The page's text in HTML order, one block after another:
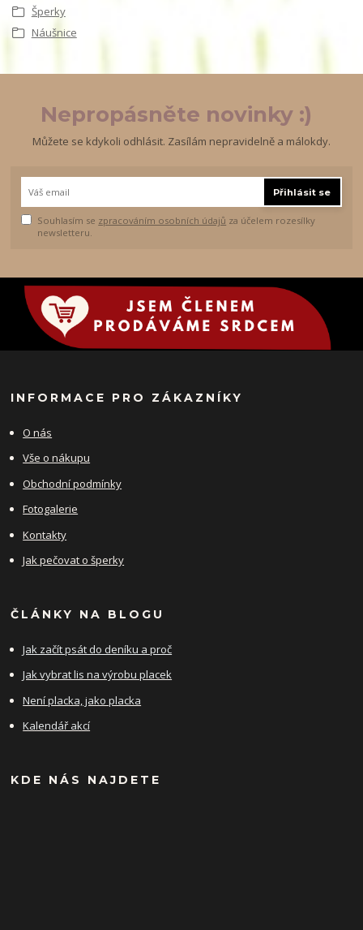
Šperky
Náušnice
Nepropásněte novinky :)
Můžete se kdykoli odhlásit. Zasílám nepravidelně a málokdy.
Přihlásit se
Souhlasím se zpracováním osobních údajů za účelem rozesílky
newsletteru.
INFORMACE PRO ZÁKAZNÍKY
O nás
Vše o nákupu
Obchodní podmínky
Fotogalerie
Kontakty
Jak pečovat o šperky
ČLÁNKY NA BLOGU
Jak začít psát do deníku a proč
Jak vybrat lis na výrobu placek
Není placka, jako placka
Kalendář akcí
KDE NÁS NAJDETE